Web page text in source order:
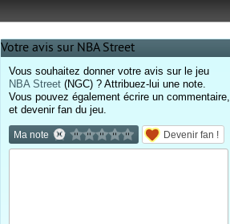
Votre avis sur NBA Street
Vous souhaitez donner votre avis sur le jeu
NBA Street (NGC) ? Attribuez-lui une note.
Vous pouvez également écrire un commentaire,
et devenir fan du jeu.
Ma note Devenir fan !